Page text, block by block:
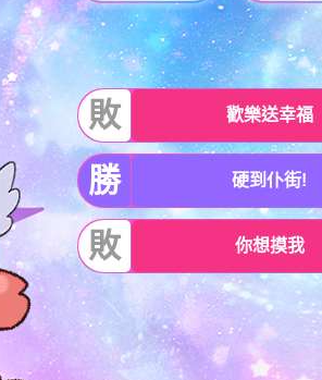
敗 歡樂送幸福
勝
硬到仆街!
敗
你想摸我